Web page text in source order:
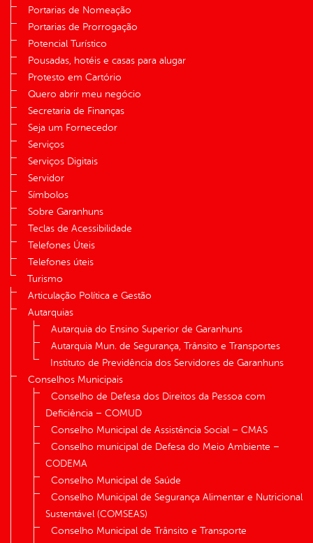
Portarias de Nomeação
Portarias de Prorrogação
Potencial Turístico
Pousadas, hotéis e casas para alugar
Protesto em Cartório
Quero abrir meu negócio
Secretaria de Finanças
Seja um Fornecedor
Serviços
Serviços Digitais
Servidor
Símbolos
Sobre Garanhuns
Teclas de Acessibilidade
Telefones Úteis
Telefones úteis
Turismo
Articulação Política e Gestão
Autarquias
Autarquia do Ensino Superior de Garanhuns
Autarquia Mun. de Segurança, Trânsito e Transportes
Instituto de Previdência dos Servidores de Garanhuns
Conselhos Municipais
Conselho de Defesa dos Direitos da Pessoa com
Deficiência – COMUD
Conselho Municipal de Assistência Social – CMAS
Conselho municipal de Defesa do Meio Ambiente –
CODEMA
Conselho Municipal de Saúde
Conselho Municipal de Segurança Alimentar e Nutricional
Sustentável (COMSEAS)
Conselho Municipal de Trânsito e Transporte